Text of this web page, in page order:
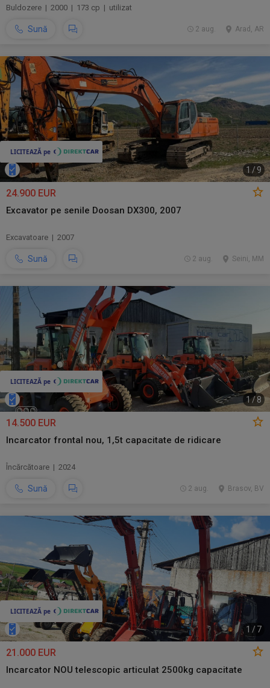
Buldozere | 2000 | 173 cp | utilizat
Sună Arad, AR
2 aug.
1 / 9
24.900 EUR
Excavator pe senile Doosan DX300, 2007
Excavatoare | 2007
Sună Seini, MM
2 aug.
1/ 8
14.500 EUR
Incarcator frontal nou, 1,5t capacitate de ridicare
Încărcătoare | 2024
Sună Brasov, BV
2 aug.
1 / 7
21.000 EUR
Incarcator NOU telescopic articulat 2500kg capacitate